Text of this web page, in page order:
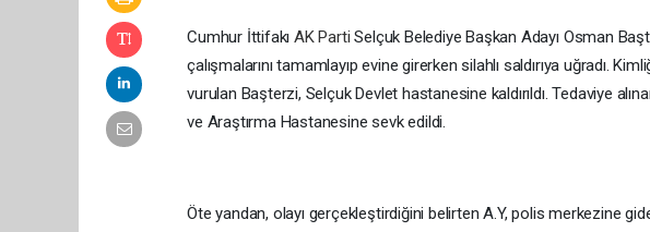
Cumhur İttifakıAK Parti Selçuk Belediye Başkan Adayı Osman
çalışmalarını tamamlayıp evine girerken silahlı saldırıya uğradı.
vurulan Başterzi, Selçuk Devlet hastanesine kaldırıldı. Tedaviye
ve Araştırma Hastanesine sevk edildi.
Öte yandan, olayı gerçekleştirdiğini belirten A.Y, polis merkezine